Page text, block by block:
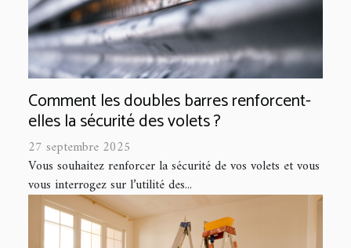
Comment les doubles barres renforcent-
elles la sécurité des volets ?
27 septembre 2025
Vous souhaitez renforcer la sécurité de vos volets et vous
vous interrogez sur l’utilité des...